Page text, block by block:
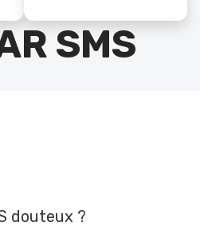
SMS
douteux ?